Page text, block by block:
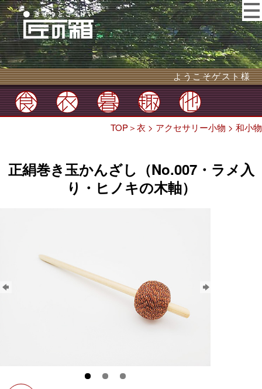
ようこそゲスト様
TOP＞衣 > アクセサリー小物 > 和小物
正絹巻き玉かんざし（No.007・ラメ入
り・ヒノキの木軸）